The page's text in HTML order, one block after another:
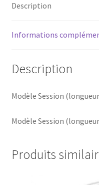
Description
Informations
Description
Modèle Session
Modèle Session
Produits